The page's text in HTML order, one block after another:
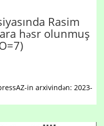
Rasim
həsr olunmuş
in arxivindən: 2023-